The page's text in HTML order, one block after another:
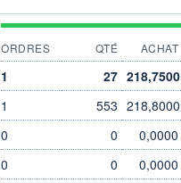
ORDRES QTÉ ACHAT
1 27 218,7500
1
553 218,8000
0
0 0,0000
0
0 0,0000